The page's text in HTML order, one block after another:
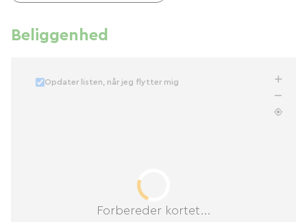
Beliggenhed
Forbereder kortet...
Opdater listen, når jeg flytter mig